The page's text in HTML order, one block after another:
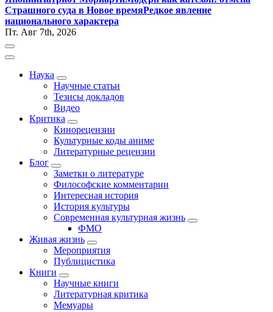
Страшного суда в Новое времяРедкое явление
национального характера
Пт. Авг 7th, 2026
Наука
Научные статьи
Тезисы докладов
Видео
Критика
Кинорецензии
Культурные коды аниме
Литературные рецензии
Блог
Заметки о литературе
Философские комментарии
Интересная история
История культуры
Современная культурная жизнь
ФМО
Живая жизнь
Мероприятия
Публицистика
Книги
Научные книги
Литературная критика
Мемуары